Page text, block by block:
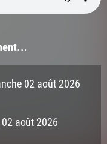
02 août 2026
août 2026